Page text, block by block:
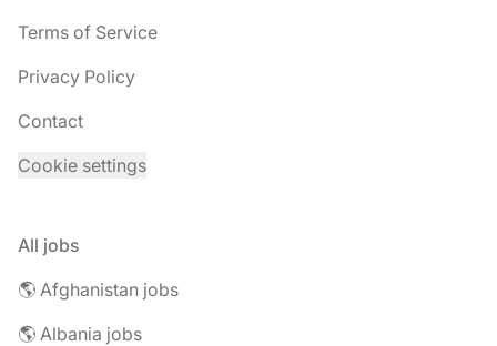
Terms of Service
Privacy Policy
Contact
Cookie settings
All jobs
🌎 Afghanistan jobs
🌎 Albania jobs